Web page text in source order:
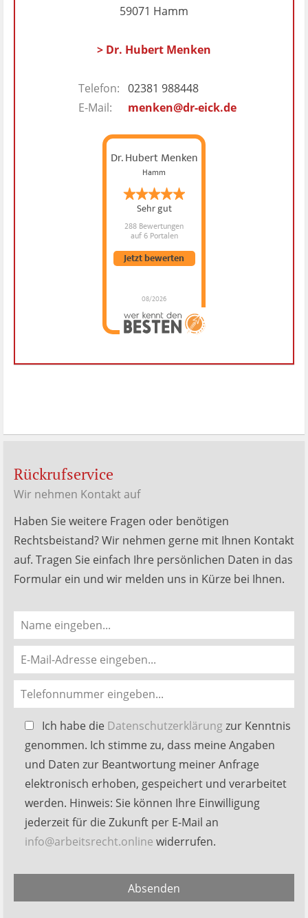
59071 Hamm
> Dr. Hubert Menken
Telefon: 02381 988448
E-Mail:
menken@dr-eick.de
Dr. Hubert Menken
Hamm
Sehr gut
288 Bewertungen
auf 6 Portalen
08/2026
Jetzt bewerten
Dr. Hubert Menken
hat4.88 von5
MenkenBewertungen
Rückrufservice
Wir nehmen Kontakt auf
Haben Sie weitere Fragen oder benötigen
Rechtsbeistand? Wir nehmen gerne mit Ihnen Kontakt
auf. Tragen Sie einfach Ihre persönlichen Daten in das
Formular ein und wir melden uns in Kürze bei Ihnen.
Bitte
lasse
dieses
Feld
leer.
Ich habe die Datenschutzerklärungzur Kenntnis
genommen. Ich stimme zu, dass meine Angaben
und Daten zur Beantwortung meiner Anfrage
elektronisch erhoben, gespeichert und verarbeitet
werden. Hinweis: Sie können Ihre Einwilligung
jederzeit für die Zukunft per E-Mail an
info@arbeitsrecht.online widerrufen.
Absenden